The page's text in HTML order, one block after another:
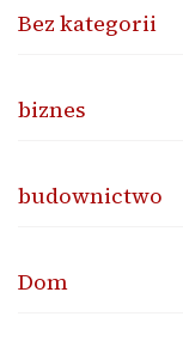
Bez kategorii
biznes
budownictwo
Dom